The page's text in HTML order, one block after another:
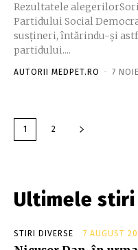
Rezultatele
Partidului Social
susțineri, întărindu-și
partidului....
AUTORII MEDPET.RO - 7
1 2
Ultimele stiri
STIRI DIVERSE 7 AUGUST